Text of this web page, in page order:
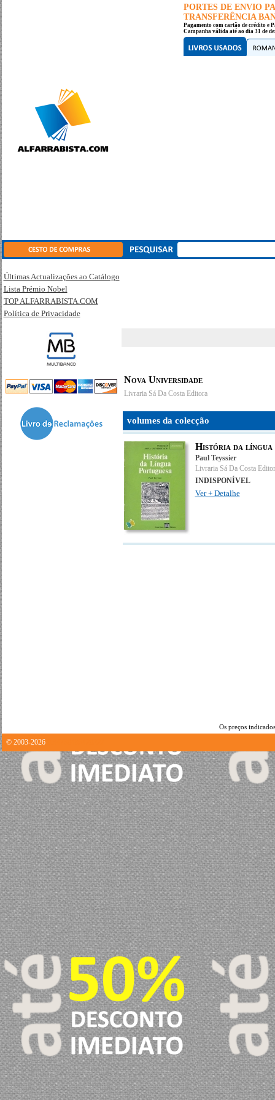
PORTES DE ENVIO
TRANSFERÊNCIA
Pagamento com cartão de crédito e
Campanha válida até ao dia 31 de
Últimas Actualizações ao Catálogo
Lista Prémio Nobel
TOP ALFARRABISTA.COM
Política de Privacidade
Nova Universidade
Livraria Sá Da Costa Editora
volumes da colecção
História da língua
Paul Teyssier
Livraria Sá Da Costa
INDISPONÍVEL
Ver + Detalhe
Os preços
© 2003-2026